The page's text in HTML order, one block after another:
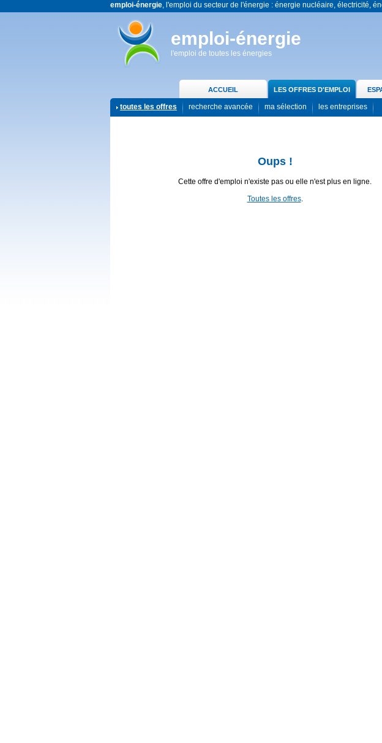
emploi-énergie, l'emploi du secteur de l'énergie : énergie nucléaire, électricité,
emploi-énergie
l'emploi de toutes les énergies
ACCUEIL LES OFFRES D'EMPLOI
toutes les offres recherche avancée ma sélection les entreprises
Oups !
Cette offre d'emploi n'existe pas ou elle n'est plus en ligne.
Toutes les offres.